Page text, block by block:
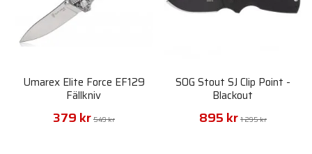
Umarex Elite Force EF129
Fällkniv
379 kr 549 kr
SOG Stout SJ Clip Point -
Blackout
895 kr 1 295 kr